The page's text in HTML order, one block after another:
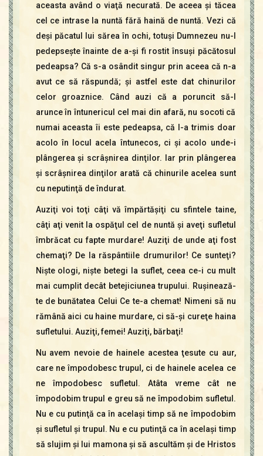
aceasta având o viaţă necurată. De aceea şi tăcea
cel ce intrase la nuntă fără haină de nuntă. Vezi că
deşi păcatul lui sărea în ochi, totuşi Dumnezeu nu-l
pedepseşte înainte de a-şi fi rostit însuşi păcătosul
pedeapsa? Că s-a osândit singur prin aceea că n-a
avut ce să răspundă; şi astfel este dat chinurilor
celor groaznice. Când auzi că a poruncit să-l
arunce în întunericul cel mai din afară, nu socoti că
numai aceasta îi este pedeapsa, că l-a trimis doar
acolo în locul acela întunecos, ci şi acolo unde-i
plângerea şi scrâşnirea dinţilor. Iar prin plângerea
şi scrâşnirea dinţilor arată că chinurile acelea sunt
cu neputinţă de îndurat.
Auziţi voi toţi câţi vă împărtăşiţi cu sfintele taine,
câţi aţi venit la ospăţul cel de nuntă şi aveţi sufletul
îmbrăcat cu fapte murdare! Auziţi de unde aţi fost
chemaţi? De la răspântiile drumurilor! Ce sunteţi?
Nişte ologi, nişte betegi la suflet, ceea ce-i cu mult
mai cumplit decât betejiciunea trupului. Ruşinează-
te de bunătatea Celui Ce te-a chemat! Nimeni să nu
rămână aici cu haine murdare, ci să-şi cureţe haina
sufletului. Auziţi, femei! Auziţi, bărbaţi!
Nu avem nevoie de hainele acestea ţesute cu aur,
care ne împodobesc trupul, ci de hainele acelea ce
ne împodobesc sufletul. Atâta vreme cât ne
împodobim trupul e greu să ne împodobim sufletul.
Nu e cu putinţă ca în acelaşi timp să ne împodobim
şi sufletul şi trupul. Nu e cu putinţă ca în acelaşi timp
să slujim şi lui mamona şi să ascultăm şi de Hristos